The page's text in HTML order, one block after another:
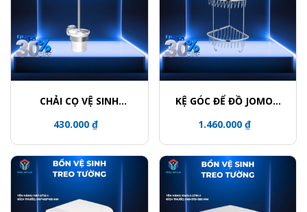
CHẢI CỌ VỆ SINH
430.000 ₫
KỆ GÓC ĐỂ ĐỒ JOMOO
1.460.000 ₫